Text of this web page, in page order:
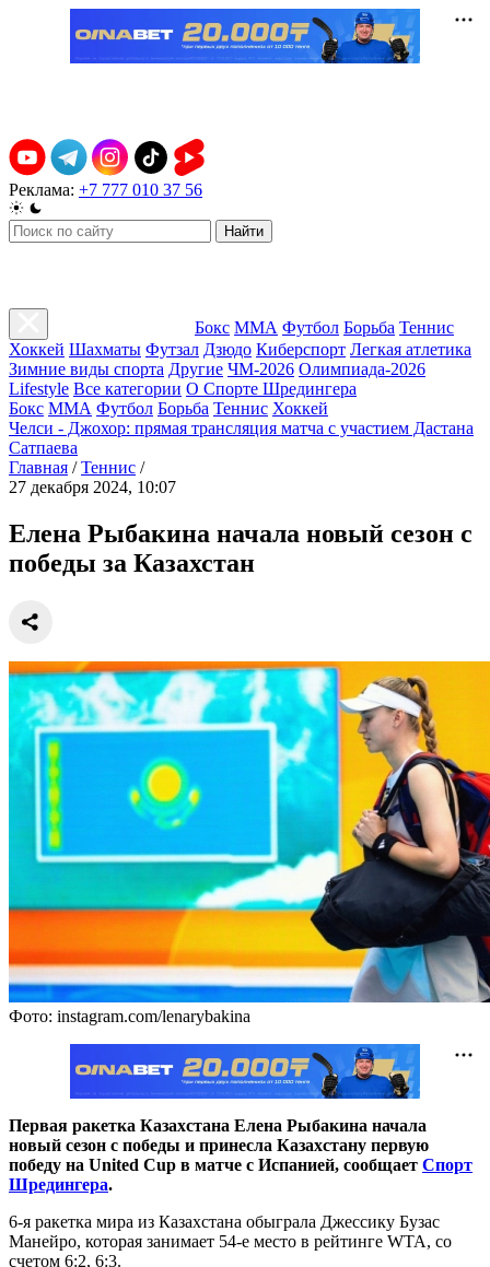
Реклама: +7 777 010 37 56
Найти
Бокс ММА Футбол Борьба Теннис
Хоккей Шахматы Футзал Дзюдо Киберспорт Легкая атлетика
Зимние виды спорта Другие ЧМ-2026 Олимпиада-2026
Lifestyle Все категории О Спорте Шредингера
Бокс ММА Футбол Борьба Теннис Хоккей
Челси - Джохор: прямая трансляция матча с участием Дастана
Сатпаева
Главная / Теннис /
27 декабря 2024, 10:07
Елена Рыбакина начала новый сезон с
победы за Казахстан
Фото: instagram.com/lenarybakina
Первая ракетка Казахстана Елена Рыбакина начала
новый сезон с победы и принесла Казахстану первую
победу на United Cup в матче с Испанией, сообщает Спорт
Шредингера.
6-я ракетка мира из Казахстана обыграла Джессику Бузас
Манейро, которая занимает 54-е место в рейтинге WTA, со
счетом 6:2, 6:3.